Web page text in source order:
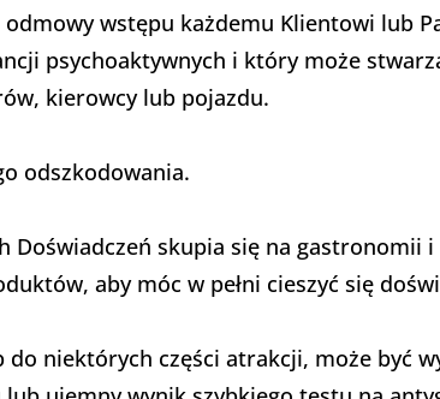
wstępu każdemu Klientowi lub
psychoaktywnych i który może
kierowcy lub pojazdu.
odszkodowania.
Doświadczeń skupia się na gastronomii
aby móc w pełni cieszyć się
niektórych części atrakcji, może być